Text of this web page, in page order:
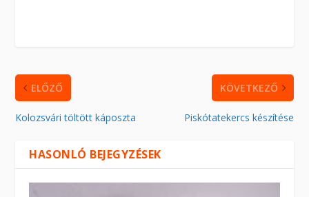
ELŐZŐ
Kolozsvári töltött káposzta
KÖVETKEZŐ
Piskótatekercs készítése
HASONLÓ BEJEGYZÉSEK